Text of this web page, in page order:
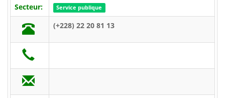
Secteur:
Service publique
(+228) 22 20 81 13